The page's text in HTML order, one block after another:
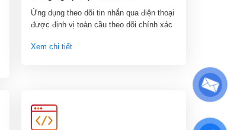
Ứng dụng theo dõi tin nhắn qua điện thoại
được định vị toàn cầu theo dõi chính xác
Xem chi tiết